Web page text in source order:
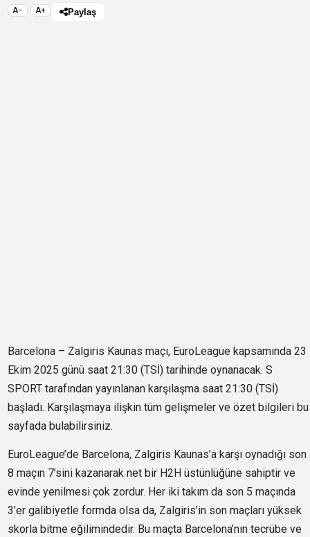
A− A+ Paylaş
Barcelona – Zalgiris Kaunas maçı, EuroLeague kapsamında 23
Ekim 2025 günü saat 21:30 (TSİ) tarihinde oynanacak. S
SPORT tarafından yayınlanan karşılaşma saat 21:30 (TSİ)
başladı. Karşılaşmaya ilişkin tüm gelişmeler ve özet bilgileri bu
sayfada bulabilirsiniz.
EuroLeague’de Barcelona, Zalgiris Kaunas’a karşı oynadığı son
8 maçın 7’sini kazanarak net bir H2H üstünlüğüne sahiptir ve
evinde yenilmesi çok zordur. Her iki takım da son 5 maçında
3’er galibiyetle formda olsa da, Zalgiris’in son maçları yüksek
skorla bitme eğilimindedir. Bu maçta Barcelona’nın tecrübe ve